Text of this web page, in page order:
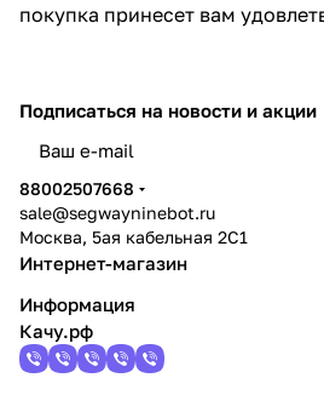
покупка принесет вам
Подписаться на новости и акции
88002507668
sale@segwayninebot.ru
Москва, 5ая кабельная 2С1
Интернет-магазин
Информация
Качу.рф